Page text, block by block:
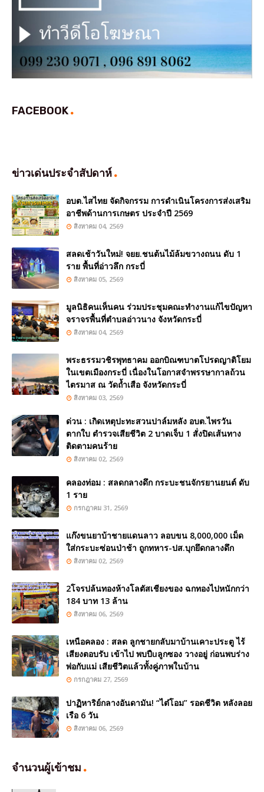
FACEBOOK
ข่าวเด่นประจำสัปดาห์
อบต.ไสไทย จัดกิจกรรม การดำเนินโครงการส่งเสริม
อาชีพด้านการเกษตร ประจำปี 2569
สิงหาคม 04, 2569
สลดเช้าวันใหม่! จยย.ชนต้นไม้ล้มขวางถนน ดับ 1
ราย พื้นที่อ่าวลึก กระบี่
สิงหาคม 05, 2569
มูลนิธิคนเห็นคน ร่วมประชุมคณะทำงานแก้ไขปัญหา
จราจรพื้นที่ตำบลอ่าวนาง จังหวัดกระบี่
สิงหาคม 04, 2569
พระธรรมวชิรพุทธาคม ออกบิณฑบาตโปรดญาติโยม
ในเขตเมืองกระบี่ เนื่องในโอกาสจำพรรษากาลถ้วน
ไตรมาส ณ วัดถ้ำเสือ จังหวัดกระบี่
สิงหาคม 03, 2569
ด่วน : เกิดเหตุปะทะสวนปาล์มหลัง อบต.ไพรวัน
ตากใบ ตำรวจเสียชีวิต 2 บาดเจ็บ 1 สั่งปิดเส้นทาง
ติดตามคนร้าย
สิงหาคม 02, 2569
คลองท่อม : สลดกลางดึก กระบะชนจักรยานยนต์ ดับ
1 ราย
กรกฎาคม 31, 2569
แก๊งขนยาบ้าชายแดนลาว ลอบขน 8,000,000 เม็ด
ใส่กระบะซ่อนป่าช้า ถูกทหาร-ปส.บุกยึดกลางดึก
สิงหาคม 02, 2569
2โจรปล้นทองห้างโลตัสเชียงของ ฉกทองไปหนักกว่า
184 บาท 13 ล้าน
สิงหาคม 06, 2569
เหนือคลอง : สลด ลูกชายกลับมาบ้านเคาะประตู ไร้
เสียงตอบรับ เข้าไป พบปืuลูกซอง วางอยู่ ก่อนพบร่าง
พ่อกับแม่ เสียชีวิตแล้วทั้งคู่ภาพในบ้าน
กรกฎาคม 27, 2569
ปาฏิหาริย์กลางอันดามัน! “ไต๋โอม” รอดชีวิต หลังลอย
เรือ 6 วัน
สิงหาคม 06, 2569
จำนวนผู้เข้าชม